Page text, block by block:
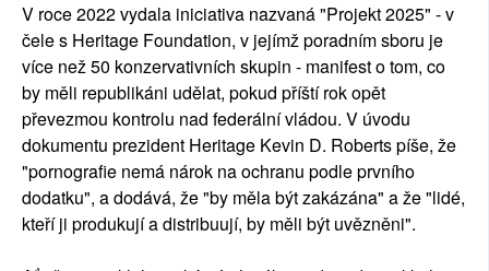
V roce 2022 vydala iniciativa nazvaná "Projekt 2025" - v
čele s Heritage Foundation, v jejímž poradním sboru je
více než 50 konzervativních skupin - manifest o tom, co
by měli republikáni udělat, pokud příští rok opět
převezmou kontrolu nad federální vládou. V úvodu
dokumentu prezident Heritage Kevin D. Roberts píše, že
"pornografie nemá nárok na ochranu podle prvního
dodatku", a dodává, že "by měla být zakázána" a že "lidé,
kteří ji produkují a distribuují, by měli být uvězněni".